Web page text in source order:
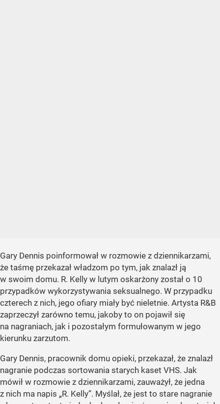
Gary Dennis poinformował w rozmowie z dziennikarzami,
że taśmę przekazał władzom po tym, jak znalazł ją
w swoim domu. R. Kelly w lutym oskarżony został o 10
przypadków wykorzystywania seksualnego. W przypadku
czterech z nich, jego ofiary miały być nieletnie. Artysta R&B
zaprzeczył zarówno temu, jakoby to on pojawił się
na nagraniach, jak i pozostałym formułowanym w jego
kierunku zarzutom.
Gary Dennis, pracownik domu opieki, przekazał, że znalazł
nagranie podczas sortowania starych kaset VHS. Jak
mówił w rozmowie z dziennikarzami, zauważył, że jedna
z nich ma napis „R. Kelly”. Myślał, że jest to stare nagranie